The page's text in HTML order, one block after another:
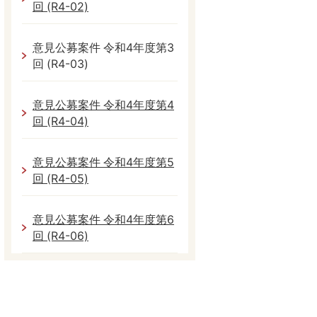
回 (R4-02)
意見公募案件 令和4年度第3
回 (R4-03)
意見公募案件 令和4年度第4
回 (R4-04)
意見公募案件 令和4年度第5
回 (R4-05)
意見公募案件 令和4年度第6
回 (R4-06)